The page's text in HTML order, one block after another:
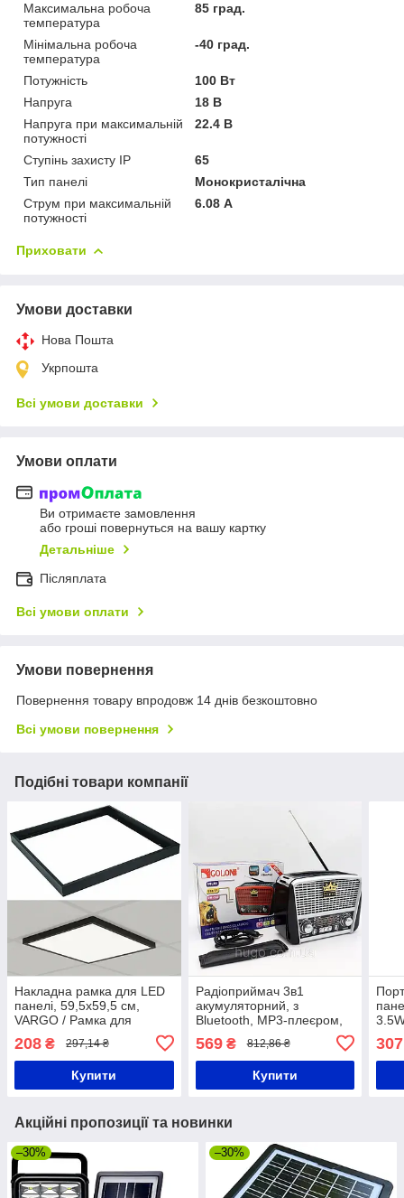
Максимальна робоча
температура
85 град.
Мінімальна робоча
температура
-40 град.
Потужність
100 Вт
Напруга
18 В
Напруга при максимальній
потужності
22.4 В
Ступінь захисту IP
65
Тип панелі
Монокристалічна
Струм при максимальній
потужності
6.08 А
Приховати
Умови доставки
Нова Пошта
Укрпошта
Всі умови доставки
Умови оплати
Ви отримаєте замовлення
або гроші повернуться на вашу картку
Детальніше
Післяплата
Всі умови оплати
Умови повернення
Повернення товару впродовж 14 днів безкоштовно
Всі умови повернення
Подібні товари компанії
Накладна рамка для LED
панелі, 59,5x59,5 см,
VARGO / Рамка для
Рамка для світлодіодної
панелі
208 ₴ 297,14 ₴
Купити
Радіоприймач 3в1
акумуляторний, з
Bluetooth, МР3-плеєром,
LED-ліхтарем, TF та USB,
FM/SW/AM, Golon RX-
BT455
569₴ 812,86 ₴
Купити
307
Акційні пропозиції та новинки
–30% –30%